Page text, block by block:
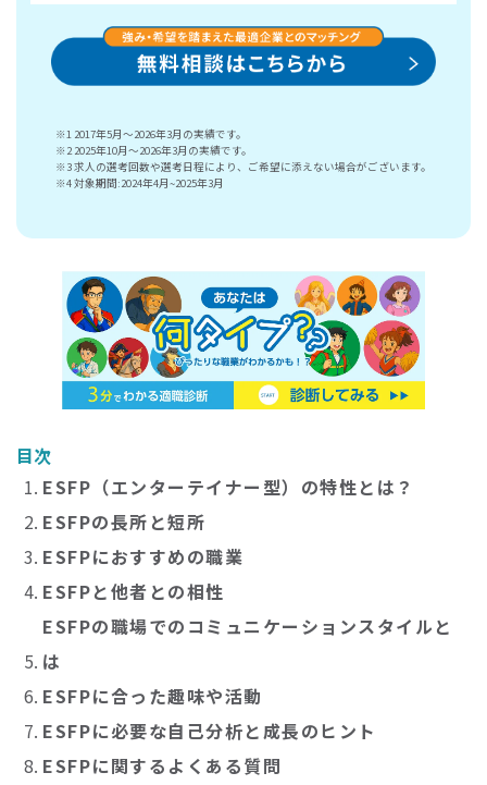
※1 2017年5月～2026年3月の実績です。
※2 2025年10月～2026年3月の実績です。
※3 求人の選考回数や選考日程により、ご希望に添えない場合がございます。
※4 対象期間:2024年4月~2025年3月
目次
ESFP（エンターテイナー型）の特性とは？
ESFPの長所と短所
ESFPにおすすめの職業
ESFPと他者との相性
ESFPの職場でのコミュニケーションスタイルと
は
ESFPに合った趣味や活動
ESFPに必要な自己分析と成長のヒント
ESFPに関するよくある質問